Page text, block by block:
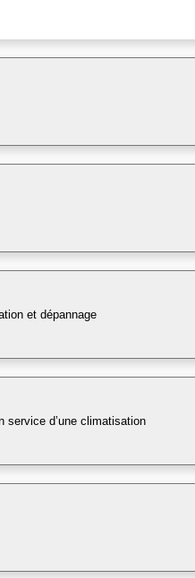
et dépannage
service d’une climatisation